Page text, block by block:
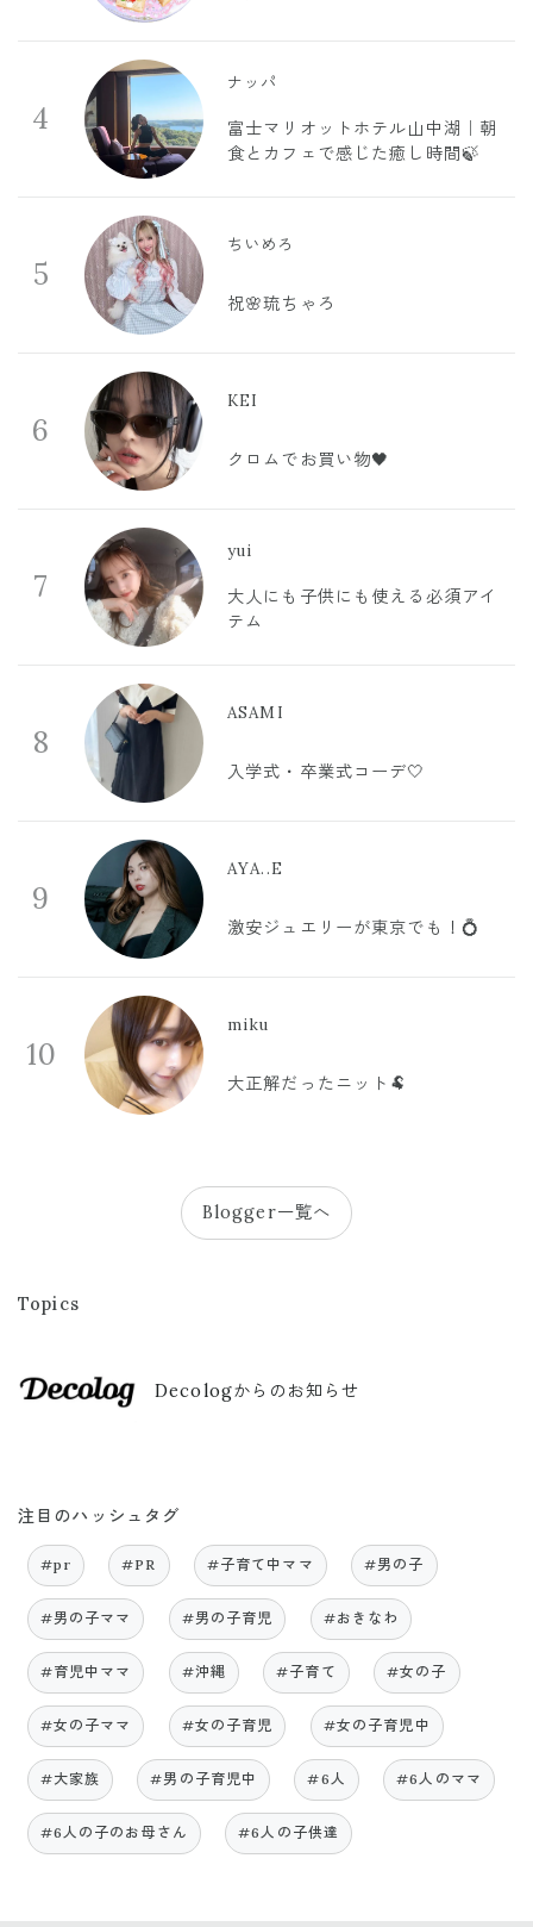
4
ナッパ
富士マリオットホテル山中湖｜朝
食とカフェで感じた癒し時間🍃
5
ちいめろ
祝🌸琉ちゃろ
6
KEI
クロムでお買い物🖤
7
yui
大人にも子供にも使える必須アイ
テム
8
ASAMI
入学式・卒業式コーデ🤍
9
AYA..E
激安ジュエリーが東京でも！💍
10
miku
大正解だったニット🐏
Blogger一覧へ
Topics
Decologからのお知らせ
注目のハッシュタグ
#pr #PR #子育て中ママ #男の子
#男の子ママ #男の子育児 #おきなわ
#育児中ママ #沖縄 #子育て #女の子
#女の子ママ #女の子育児 #女の子育児中
#大家族 #男の子育児中 #6人 #6人のママ
#6人の子のお母さん #6人の子供達